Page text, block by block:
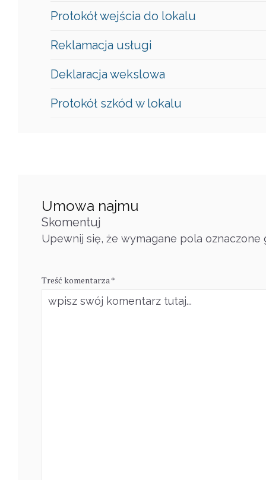
Protokół wejścia do lokalu
Reklamacja usługi
Deklaracja wekslowa
Protokół szkód w lokalu
Umowa najmu
Skomentuj
Upewnij się, że wymagane pola oznaczone
Treść komentarza *